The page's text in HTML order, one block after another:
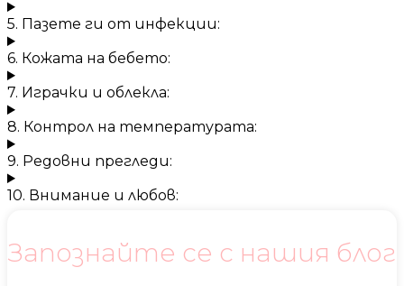
5. Пазете ги от инфекции:
6. Кожата на бебето:
7. Играчки и облекла:
8. Контрол на температурата:
9. Редовни прегледи:
10. Внимание и любов:
Запознайте се с нашия блог